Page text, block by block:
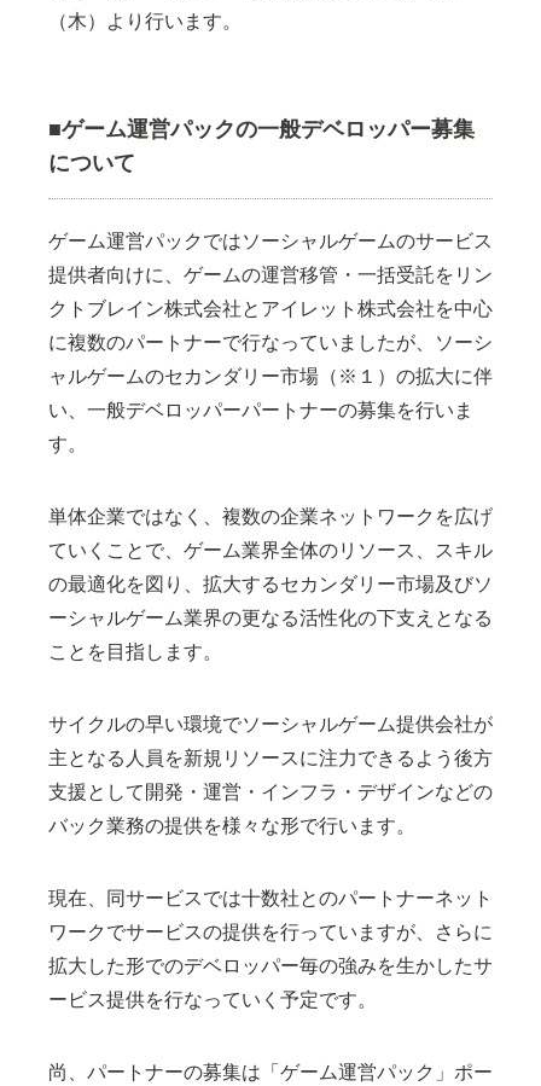
（木）より行います。
■ゲーム運営パックの一般デベロッパー募集
について
ゲーム運営パックではソーシャルゲームのサービス
提供者向けに、ゲームの運営移管・一括受託をリン
クトブレイン株式会社とアイレット株式会社を中心
に複数のパートナーで行なっていましたが、ソーシ
ャルゲームのセカンダリー市場（※１）の拡大に伴
い、一般デベロッパーパートナーの募集を行いま
す。
単体企業ではなく、複数の企業ネットワークを広げ
ていくことで、ゲーム業界全体のリソース、スキル
の最適化を図り、拡大するセカンダリー市場及びソ
ーシャルゲーム業界の更なる活性化の下支えとなる
ことを目指します。
サイクルの早い環境でソーシャルゲーム提供会社が
主となる人員を新規リソースに注力できるよう後方
支援として開発・運営・インフラ・デザインなどの
バック業務の提供を様々な形で行います。
現在、同サービスでは十数社とのパートナーネット
ワークでサービスの提供を行っていますが、さらに
拡大した形でのデベロッパー毎の強みを生かしたサ
ービス提供を行なっていく予定です。
尚、パートナーの募集は「ゲーム運営パック」ポー